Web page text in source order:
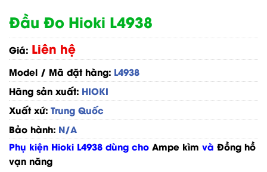
Đầu Đo Hioki L4938
Giá: Liên hệ
Model / Mã đặt hàng: L4938
Hãng sản xuất: HIOKI
Xuất xứ: Trung Quốc
Bảo hành: N/A
Phụ kiện Hioki L4938 dùng cho Ampe kìm và Đồng hồ
vạn năng